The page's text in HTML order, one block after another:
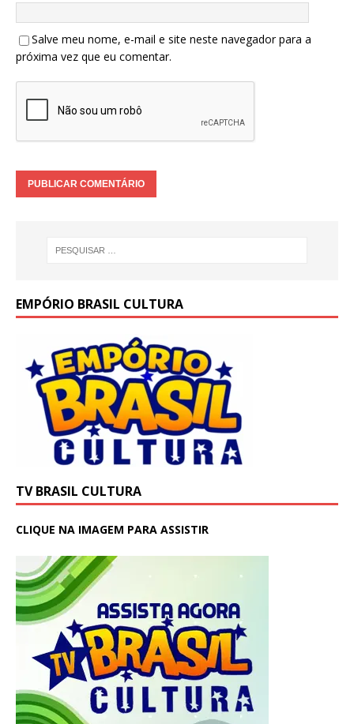
Salve meu nome, e-mail e site neste navegador para a
próxima vez que eu comentar.
EMPÓRIO BRASIL CULTURA
TV BRASIL CULTURA
CLIQUE NA IMAGEM PARA ASSISTIR